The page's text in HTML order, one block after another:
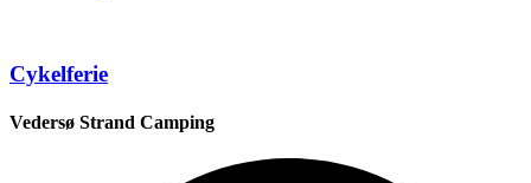
Cykelferie
Vedersø Strand Camping